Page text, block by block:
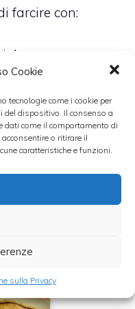
Cookie
tecnologie come i cookie per
del dispositivo. Il consenso a
dati come il comportamento di
o ritirare il
caratteristiche e funzioni.
sulla Privacy
farcire con:
montata
vaniglia